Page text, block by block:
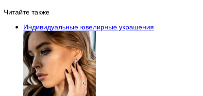
Читайте также
Индивидуальные ювелирные украшения